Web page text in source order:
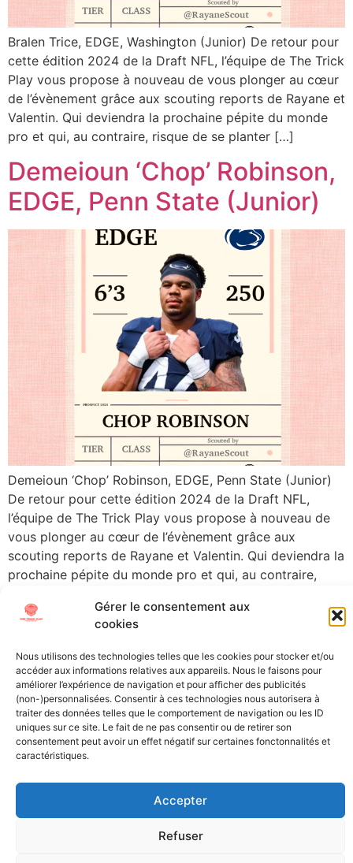
Gérer le consentement aux
cookies
Nous utilisons des technologies telles que les cookies pour stocker et/ou
accéder aux informations relatives aux appareils. Nous le faisons pour
améliorer l’expérience de navigation et pour afficher des publicités
(non-)personnalisées. Consentir à ces technologies nous autorisera à
traiter des données telles que le comportement de navigation ou les ID
uniques sur ce site. Le fait de ne pas consentir ou de retirer son
consentement peut avoir un effet négatif sur certaines fonctonnalités et
caractéristiques.
Accepter
Refuser
Bralen Trice, EDGE, Washington (Junior) De retour pour
cette édition 2024 de la Draft NFL, l’équipe de The Trick
Play vous propose à nouveau de vous plonger au cœur
de l’évènement grâce aux scouting reports de Rayane et
Valentin. Qui deviendra la prochaine pépite du monde
pro et qui, au contraire, risque de se planter […]
Demeioun ‘Chop’ Robinson,
EDGE, Penn State (Junior)
Demeioun ‘Chop’ Robinson, EDGE, Penn State (Junior)
De retour pour cette édition 2024 de la Draft NFL,
l’équipe de The Trick Play vous propose à nouveau de
vous plonger au cœur de l’évènement grâce aux
scouting reports de Rayane et Valentin. Qui deviendra la
prochaine pépite du monde pro et qui, au contraire,
All Texts Rights Reserved © 2023
Tous les textes présents sur ce site sont protégés par les droits
d’auteur. Il est interdit de reproduire, distribuer ou utiliser de
quelque manière que ce soit ces éléments sans l’autorisation
expresse de leurs propriétaires.